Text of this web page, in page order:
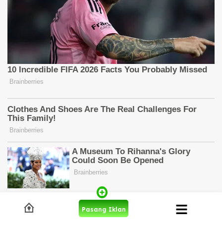
Pasang Iklan